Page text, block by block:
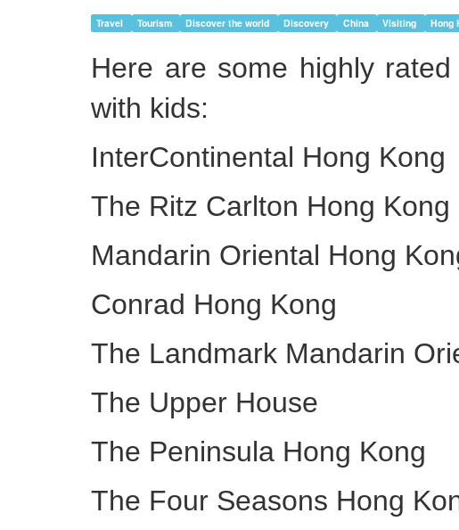
Travel Tourism Discover the world Discovery China Visiting Hong
Here are some highly
with kids:
InterContinental Hong Kong
The Ritz Carlton Hong Kong
Mandarin Oriental Hong
Conrad Hong Kong
The Landmark Mandarin
The Upper House
The Peninsula Hong Kong
The Four Seasons Hong